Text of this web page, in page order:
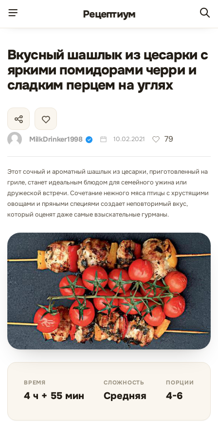
Рецептиум
Вкусный шашлык из цесарки с
яркими помидорами черри и
сладким перцем на углях
MilkDrinker1998 10.02.2021 79
Этот сочный и ароматный шашлык из цесарки, приготовленный на
гриле, станет идеальным блюдом для семейного ужина или
дружеской встречи. Сочетание нежного мяса птицы с хрустящими
овощами и пряными специями создает неповторимый вкус,
который оценят даже самые взыскательные гурманы.
ВРЕМЯ
4 ч + 55 мин
СЛОЖНОСТЬ
Средняя
ПОРЦИИ
4-6